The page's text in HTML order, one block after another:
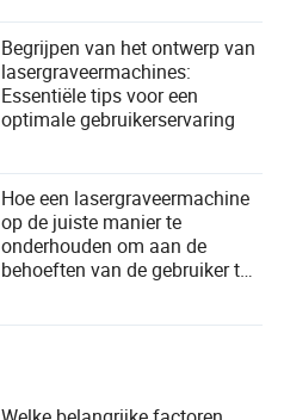
behoeften?
Begrijpen van het ontwerp van
lasergraveermachines:
Essentiële tips voor een
optimale gebruikerservaring
Hoe een lasergraveermachine
op de juiste manier te
onderhouden om aan de
behoeften van de gebruiker te